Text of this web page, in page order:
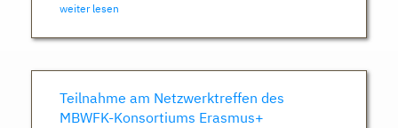
weiter lesen
Teilnahme am Netzwerktreffen des
MBWFK-Konsortiums Erasmus+